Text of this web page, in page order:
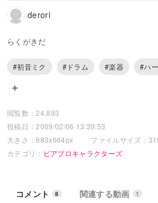
derori
らくがきだ
#初音ミク #ドラム #楽器 #ハ
閲覧数：24,893
投稿日：2009/02/06 13:39:53
大きさ：983x664px
ファイルサイズ：
カテゴリ： ピアプロキャラクターズ
コメント 8 関連する動画 1